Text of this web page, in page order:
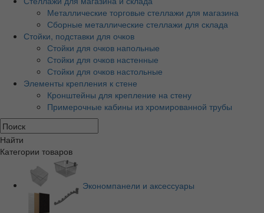
Металлические торговые стеллажи для магазина
Сборные металлические стеллажи для склада
Стойки, подставки для очков
Стойки для очков напольные
Стойки для очков настенные
Стойки для очков настольные
Элементы крепления к стене
Кронштейны для крепление на стену
Примерочные кабины из хромированной трубы
Найти
Категории товаров
Экономпанели и аксессуары